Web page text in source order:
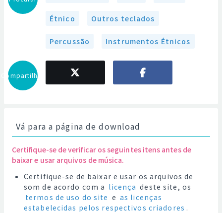
Étnico Outros teclados
Percussão Instrumentos Étnicos
Compartilhar
Vá para a página de download
Certifique-se de verificar os seguintes itens antes de
baixar e usar arquivos de música.
Certifique-se de baixar e usar os arquivos de
som de acordo com a licença deste site, os
termos de uso do site e as licenças
estabelecidas pelos respectivos criadores .